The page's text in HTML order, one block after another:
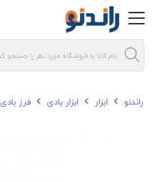
راندنو ابزار ابزار بادی فرز بادی